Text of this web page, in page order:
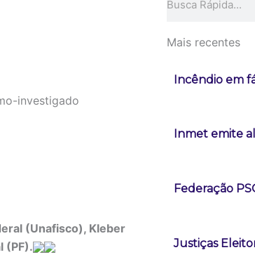
(Unafisco), Kleber
(PF).
Mais recentes
Incêndio em
Inmet emite
Federação
Justiças